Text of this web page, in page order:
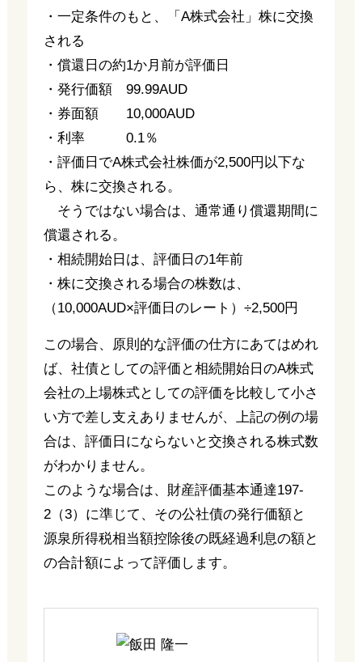
・一定条件のもと、「A株式会社」株に交換
される
・償還日の約1か月前が評価日
・発行価額 99.99AUD
・券面額 10,000AUD
・利率 0.1％
・評価日でA株式会社株価が2,500円以下な
ら、株に交換される。
そうではない場合は、通常通り償還期間に
償還される。
・相続開始日は、評価日の1年前
・株に交換される場合の株数は、
（10,000AUD×評価日のレート）÷2,500円
この場合、原則的な評価の仕方にあてはめれ
ば、社債としての評価と相続開始日のA株式
会社の上場株式としての評価を比較して小さ
い方で差し支えありませんが、上記の例の場
合は、評価日にならないと交換される株式数
がわかりません。
このような場合は、財産評価基本通達197-
2（3）に準じて、その公社債の発行価額と
源泉所得税相当額控除後の既経過利息の額と
の合計額によって評価します。